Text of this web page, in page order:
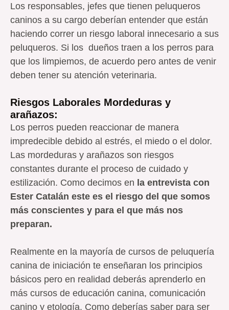
Los responsables, jefes que tienen peluqueros
caninos a su cargo deberían entender que están
haciendo correr un riesgo laboral innecesario a sus
peluqueros. Si los dueños traen a los perros para
que los limpiemos, de acuerdo pero antes de venir
deben tener su atención veterinaria.
Riesgos Laborales Mordeduras y
arañazos:
Los perros pueden reaccionar de manera
impredecible debido al estrés, el miedo o el dolor.
Las mordeduras y arañazos son riesgos
constantes durante el proceso de cuidado y
estilización. Como decimos en la entrevista con
Ester Catalán este es el riesgo del que somos
más conscientes y para el que más nos
preparan.
Realmente en la mayoría de cursos de peluquería
canina de iniciación te enseñaran los principios
básicos pero en realidad deberás aprenderlo en
más cursos de educación canina, comunicación
canino y etología. Como deberías saber para ser